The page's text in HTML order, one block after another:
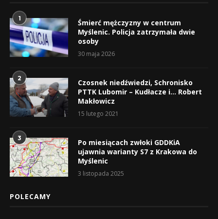
1
Śmierć mężczyzny w centrum
Myślenic. Policja zatrzymała dwie
osoby
30 maja 2026
2
Czosnek niedźwiedzi, Schronisko
PTTK Lubomir – Kudłacze i… Robert
Makłowicz
15 lutego 2021
3
Po miesiącach zwłoki GDDKiA
ujawnia warianty S7 z Krakowa do
Myślenic
3 listopada 2025
POLECAMY